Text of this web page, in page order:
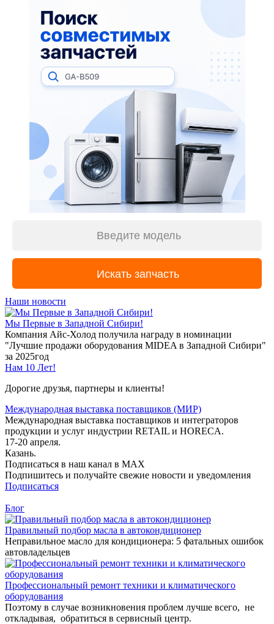
Наши новости
Мы Первые в Западной Сибири!
Компания Айс-Холод получила награду в номинации
"Лучшие продажи оборудования MIDEA в Западной Сибири"
за 2025год
Нам 10 Лет!
Дорогие друзья, партнеры и клиенты!
Международная выставка поставщиков (МИР)
Международная выставка поставщиков и интеграторов
продукции и услуг индустрии RETAIL и HORECA.
17-20 апреля.
Казань.
Подписаться в наш канал в MAX
Подпишитесь и получайте свежие новости и уведомления
Подписаться
Блог
Правильный подбор масла в автокондиционер
Неправильное масло для кондиционера: 5 фатальных ошибок
автовладельцев
Профессиональный ремонт техники и климатического
оборудования
Поэтому в случае возникновения проблем лучше всего, не
откладывая, обратиться в сервисный центр.